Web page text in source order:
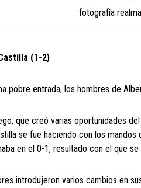
fotografía
(1-2)
pobre entrada, los hombres de
que creó varias oportunidades
se fue haciendo con los
en el 0-1, resultado con el que se
introdujeron varios cambios en